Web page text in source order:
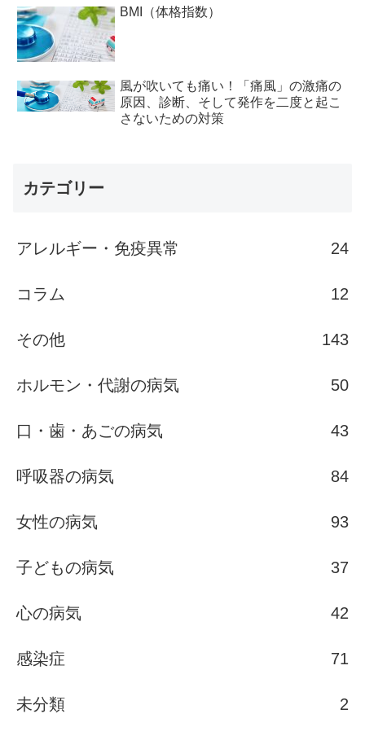
BMI（体格指数）
風が吹いても痛い！「痛風」の激痛の
原因、診断、そして発作を二度と起こ
さないための対策
カテゴリー
アレルギー・免疫異常 24
コラム 12
その他 143
ホルモン・代謝の病気 50
口・歯・あごの病気 43
呼吸器の病気 84
女性の病気 93
子どもの病気 37
心の病気 42
感染症 71
未分類 2